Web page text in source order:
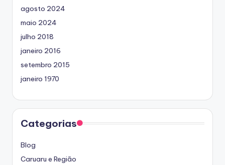
agosto 2024
maio 2024
julho 2018
janeiro 2016
setembro 2015
janeiro 1970
Categorias
Blog
Caruaru e Região